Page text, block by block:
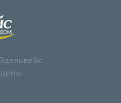
на организм
краски, грязи, жира